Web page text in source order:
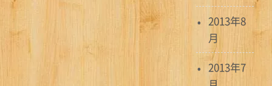
2013年8
月
2013年7